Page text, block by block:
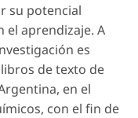
su potencial
el aprendizaje. A
es
de texto de
en el
con el fin de